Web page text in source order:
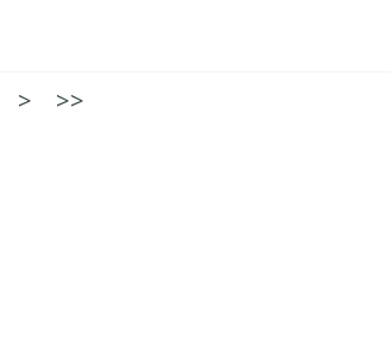
> >>